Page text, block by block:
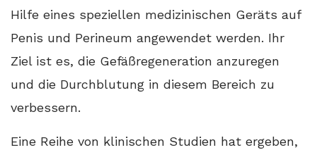
Hilfe eines speziellen medizinischen Geräts auf
Penis und Perineum angewendet werden. Ihr
Ziel ist es, die Gefäßregeneration anzuregen
und die Durchblutung in diesem Bereich zu
verbessern.
Eine Reihe von klinischen Studien hat ergeben,